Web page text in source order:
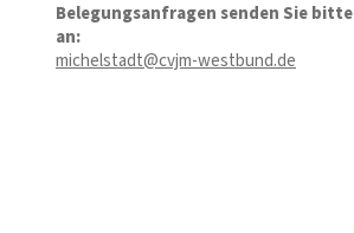
Belegungsanfragen senden Sie bitte
an:
michelstadt@cvjm-westbund.de